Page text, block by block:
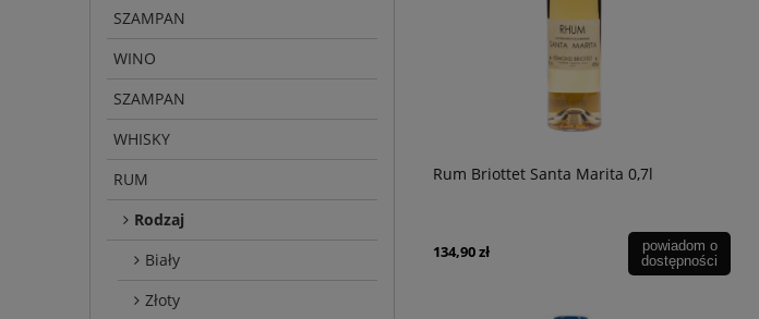
SZAMPAN
WINO
SZAMPAN
WHISKY
RUM
Rodzaj
Biały
Złoty
Rum Briottet Santa Marita 0,7l
134,90 zł
powiadom o
dostępności